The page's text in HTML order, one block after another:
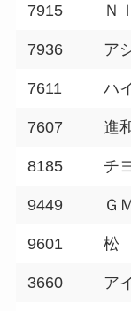
7915 Ｎ
7936 ア
7611 ハ
7607 進
8185 チ
9449 Ｇ
9601 松
3660 ア